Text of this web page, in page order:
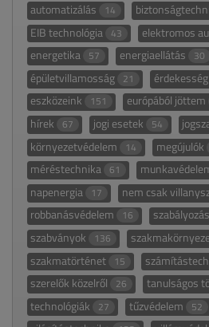
automatizálás 14
EIB technológia 43 elektromos
energetika 57 energiaellátás 30
épületvillamosság 21 érdekesség
eszközeink 151 európából jöttem
hírek 67 jogi esetek 54
környezetvédelem 14 megújulók
méréstechnika 61
napenergia 17 nem csak
robbanásvédelem 16 szabályozás
szabványok 136
szakmatörténet 15
szerelők közelről 26 tanulságos
technológiák 27 tűzvédelem 52